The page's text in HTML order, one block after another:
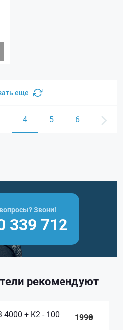
еще
4 5 6
Звони!
339 712
рекомендуют
4000 + K2 - 100
199₴